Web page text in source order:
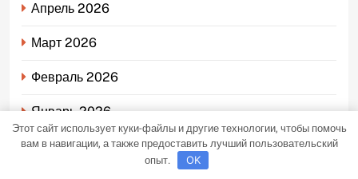
Апрель 2026
Март 2026
Февраль 2026
Январь 2026
Декабрь 2025
Этот сайт использует куки-файлы и другие технологии, чтобы помочь
вам в навигации, а также предоставить лучший пользовательский
опыт.
OK